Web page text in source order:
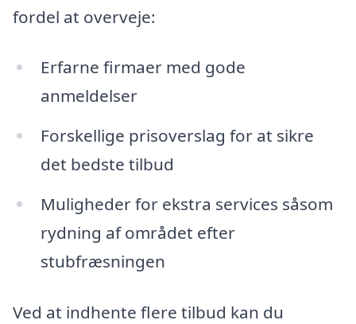
fordel at overveje:
Erfarne firmaer med gode
anmeldelser
Forskellige prisoverslag for at sikre
det bedste tilbud
Muligheder for ekstra services såsom
rydning af området efter
stubfræsningen
Ved at indhente flere tilbud kan du